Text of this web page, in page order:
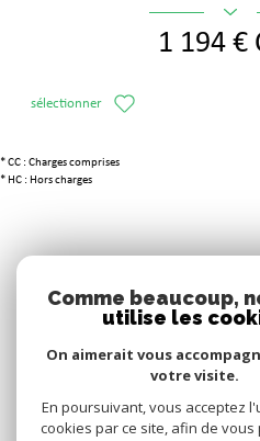
1 194 €
sélectionner
* CC : Charges comprises
* HC : Hors charges
Comme beaucoup,
utilise les
On aimerait vous
votre visite.
En poursuivant, vous acceptez
cookies par ce site, afin de